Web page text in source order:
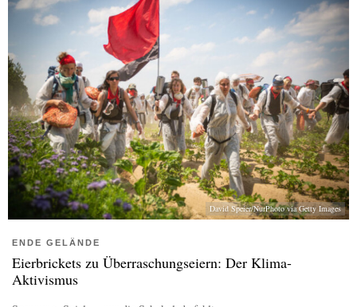
David Speier/NurPhoto via Getty Images
ENDE GELÄNDE
Eierbrickets zu Überraschungseiern: Der Klima-
Aktivismus